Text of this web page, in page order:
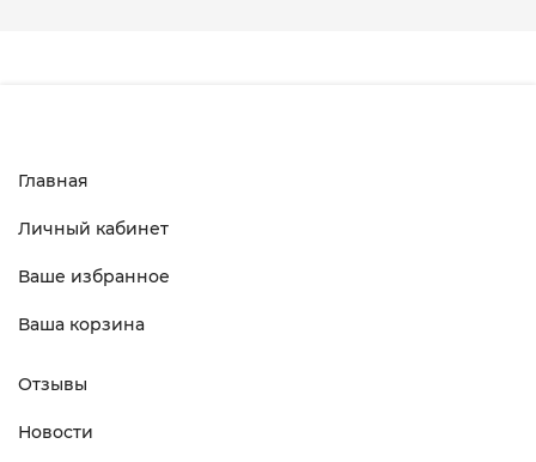
Главная
Личный кабинет
Ваше избранное
Ваша корзина
Отзывы
Новости